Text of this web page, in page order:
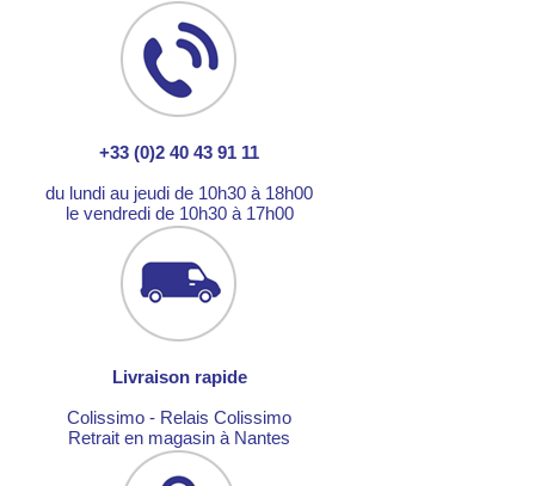
+33 (0)2 40 43 91 11
du lundi au jeudi de 10h30 à 18h00
le vendredi de 10h30 à 17h00
Livraison rapide
Colissimo - Relais Colissimo
Retrait en magasin à Nantes